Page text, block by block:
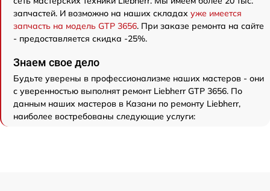
запчастей. И возможно на наших складах уже имеется
запчасть на модель GTP 3656. При заказе ремонта на сайте
- предоставляется скидка -25%.
Знаем свое дело
Будьте уверены в профессионализме наших мастеров - они
с уверенностью выполнят ремонт Liebherr GTP 3656. По
данным наших мастеров в Казани по ремонту Liebherr,
наиболее востребованы следующие услуги: